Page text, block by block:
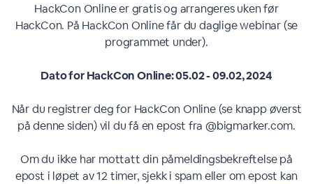
HackCon Online er gratis og arrangeres uken før
HackCon. På HackCon Online får du daglige webinar (se
programmet under).
Dato for HackCon Online: 05.02 - 09.02, 2024
Når du registrer deg for HackCon Online (se knapp øverst
på denne siden) vil du få en epost fra @bigmarker.com.
Om du ikke har mottatt din påmeldingsbekreftelse på
epost i løpet av 12 timer, sjekk i spam eller om epost kan